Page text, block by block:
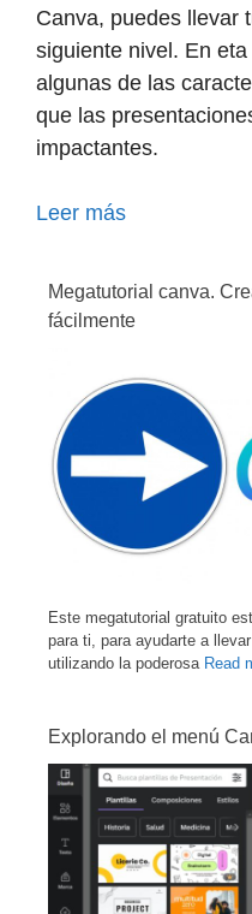
Canva, puedes llevar
siguiente nivel. En
algunas de las
que las
impactantes.
Leer más
Megatutorial canva.
fácilmente
Este megatutorial gratuito
para ti, para ayudarte a
utilizando la poderosa Read
Explorando el menú